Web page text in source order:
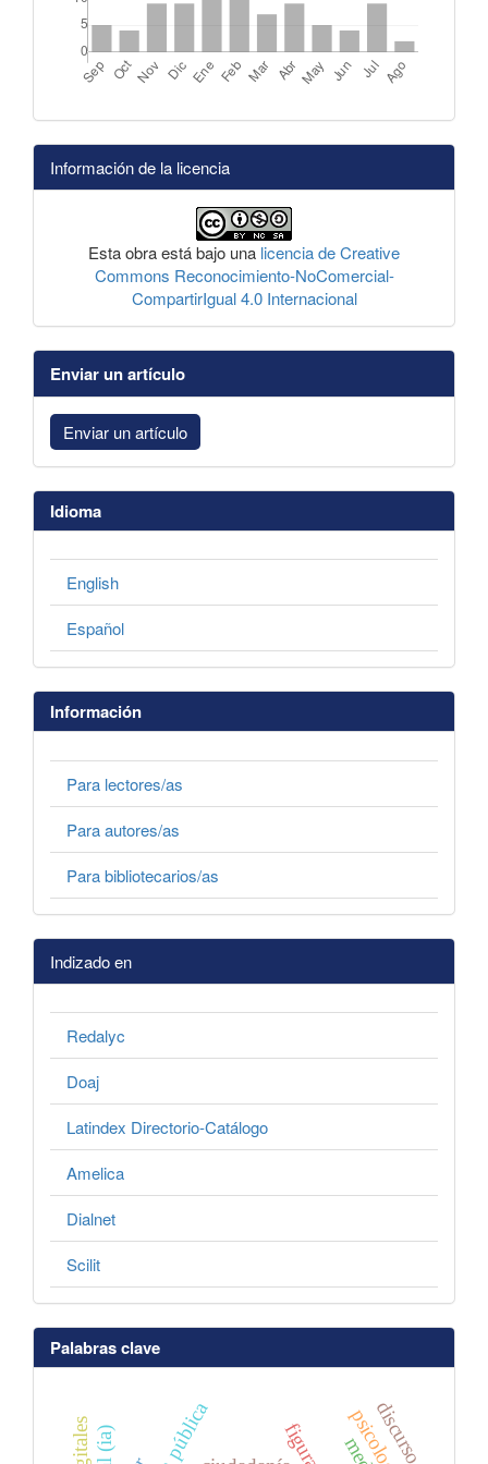
Información de la licencia
Esta obra está bajo una licencia de Creative
Commons Reconocimiento-NoComercial-
CompartirIgual 4.0 Internacional
Enviar un artículo
Enviar un artículo
Idioma
English
Español
Información
Para lectores/as
Para autores/as
Para bibliotecarios/as
Indizado en
Redalyc
Doaj
Latindex Directorio-Catálogo
Amelica
Dialnet
Scilit
Palabras clave
discurso